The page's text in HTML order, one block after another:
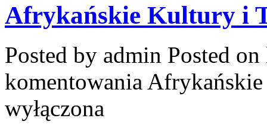
Afrykańskie Kultury i
Posted by admin Posted
komentowania
wyłączona